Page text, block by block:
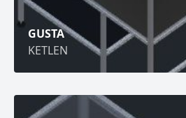
GUSTA
KETLEN